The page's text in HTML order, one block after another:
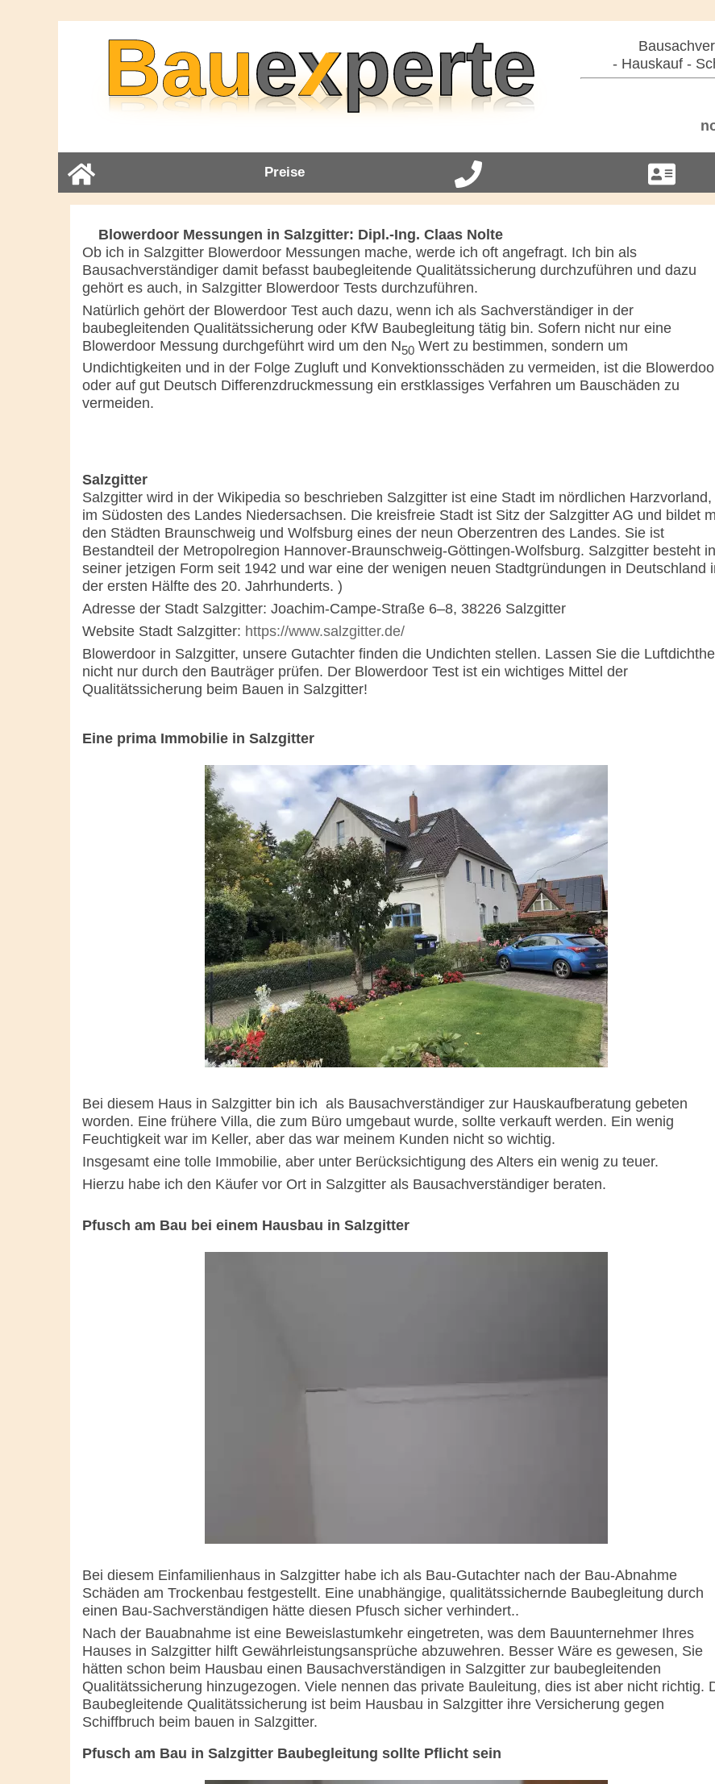
- Hauskauf -
Preise
Blowerdoor Messungen in Salzgitter: Dipl.-Ing. Claas Nolte
Ob ich in Salzgitter Blowerdoor Messungen mache, werde ich oft angefragt. Ich bin als
Bausachverständiger damit befasst baubegleitende Qualitätssicherung durchzuführen und dazu
gehört es auch, in Salzgitter Blowerdoor Tests durchzuführen.
Natürlich gehört der Blowerdoor Test auch dazu, wenn ich als Sachverständiger in der
baubegleitenden Qualitätssicherung oder KfW Baubegleitung tätig bin. Sofern nicht nur eine
Blowerdoor Messung durchgeführt wird um den N50 Wert zu bestimmen, sondern um
Undichtigkeiten und in der Folge Zugluft und Konvektionsschäden zu vermeiden, ist die
oder auf gut Deutsch Differenzdruckmessung ein erstklassiges Verfahren um Bauschäden zu
vermeiden.
Salzgitter
Salzgitter wird in der Wikipedia so beschrieben Salzgitter ist eine Stadt im nördlichen Harzvorland,
im Südosten des Landes Niedersachsen. Die kreisfreie Stadt ist Sitz der Salzgitter AG und bildet
den Städten Braunschweig und Wolfsburg eines der neun Oberzentren des Landes. Sie ist
Bestandteil der Metropolregion Hannover-Braunschweig-Göttingen-Wolfsburg. Salzgitter besteht in
seiner jetzigen Form seit 1942 und war eine der wenigen neuen Stadtgründungen in Deutschland
der ersten Hälfte des 20. Jahrhunderts. )
Adresse der Stadt Salzgitter: Joachim-Campe-Straße 6–8, 38226 Salzgitter
Website Stadt Salzgitter: https://www.salzgitter.de/
Blowerdoor in Salzgitter, unsere Gutachter finden die Undichten stellen. Lassen Sie die
nicht nur durch den Bauträger prüfen. Der Blowerdoor Test ist ein wichtiges Mittel der
Qualitätssicherung beim Bauen in Salzgitter!
Eine prima Immobilie in Salzgitter
Bei diesem Haus in Salzgitter bin ich als Bausachverständiger zur Hauskaufberatung gebeten
worden. Eine frühere Villa, die zum Büro umgebaut wurde, sollte verkauft werden. Ein wenig
Feuchtigkeit war im Keller, aber das war meinem Kunden nicht so wichtig.
Insgesamt eine tolle Immobilie, aber unter Berücksichtigung des Alters ein wenig zu teuer.
Hierzu habe ich den Käufer vor Ort in Salzgitter als Bausachverständiger beraten.
Pfusch am Bau bei einem Hausbau in Salzgitter
Bei diesem Einfamilienhaus in Salzgitter habe ich als Bau-Gutachter nach der Bau-Abnahme
Schäden am Trockenbau festgestellt. Eine unabhängige, qualitätssichernde Baubegleitung durch
einen Bau-Sachverständigen hätte diesen Pfusch sicher verhindert..
Nach der Bauabnahme ist eine Beweislastumkehr eingetreten, was dem Bauunternehmer Ihres
Hauses in Salzgitter hilft Gewährleistungsansprüche abzuwehren. Besser Wäre es gewesen, Sie
hätten schon beim Hausbau einen Bausachverständigen in Salzgitter zur baubegleitenden
Qualitätssicherung hinzugezogen. Viele nennen das private Bauleitung, dies ist aber nicht richtig.
Baubegleitende Qualitätssicherung ist beim Hausbau in Salzgitter ihre Versicherung gegen
Schiffbruch beim bauen in Salzgitter.
Pfusch am Bau in Salzgitter Baubegleitung sollte Pflicht sein